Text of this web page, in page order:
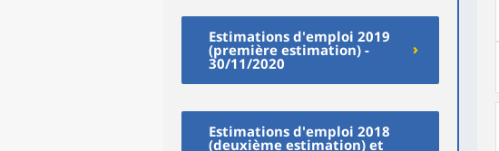
Estimations d'emploi 2019
(première estimation) -
30/11/2020
Estimations d'emploi 2018
(deuxième estimation) et